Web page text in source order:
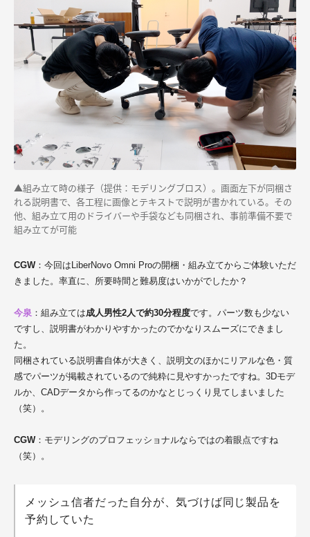
▲組み立て時の様子（提供：モデリングブロス）。画面左下が同梱さ
れる説明書で、各工程に画像とテキストで説明が書かれている。その
他、組み立て用のドライバーや手袋なども同梱され、事前準備不要で
組み立てが可能
CGW：今回はLiberNovo Omni Proの開梱・組み立てからご体験いただ
きました。率直に、所要時間と難易度はいかがでしたか？
今泉 ：組み立ては成人男性2人で約30分程度です。パーツ数も少ない
ですし、説明書がわかりやすかったのでかなりスムーズにできまし
た。
同梱されている説明書自体が大きく、説明文のほかにリアルな色・質
感でパーツが掲載されているので純粋に見やすかったですね。3Dモデ
ルか、CADデータから作ってるのかなとじっくり見てしまいました
（笑）。
CGW：モデリングのプロフェッショナルならではの着眼点ですね
（笑）。
メッシュ信者だった自分が、気づけば同じ製品を
予約していた